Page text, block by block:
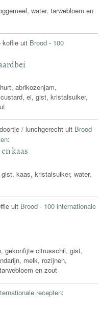
water, tarwebloem en
koffie uit Brood - 100
abrikozenjam,
ei, gist, kristalsuiker,
/ lunchgerecht uit Brood -
:
kaas
kaas, kristalsuiker, water,
uit Brood - 100 internationale
gekonfijte citrusschil, gist,
melk, rozijnen,
en zout
recepten: